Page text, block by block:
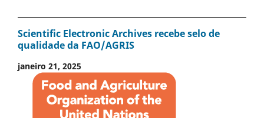
Scientific Electronic Archives recebe selo de
qualidade da FAO/AGRIS
janeiro 21, 2025